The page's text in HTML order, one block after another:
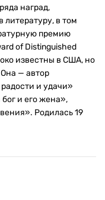
наград,
в том
премию
of Distinguished
известны в США, но
— автор
и удачи»
и его жена»,
Родилась 19